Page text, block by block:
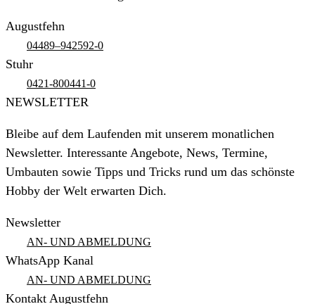
Augustfehn
04489–942592-0
Stuhr
0421-800441-0
NEWSLETTER
Bleibe auf dem Laufenden mit unserem monatlichen
Newsletter. Interessante Angebote, News, Termine,
Umbauten sowie Tipps und Tricks rund um das schönste
Hobby der Welt erwarten Dich.
Newsletter
AN- UND ABMELDUNG
WhatsApp Kanal
AN- UND ABMELDUNG
Kontakt Augustfehn